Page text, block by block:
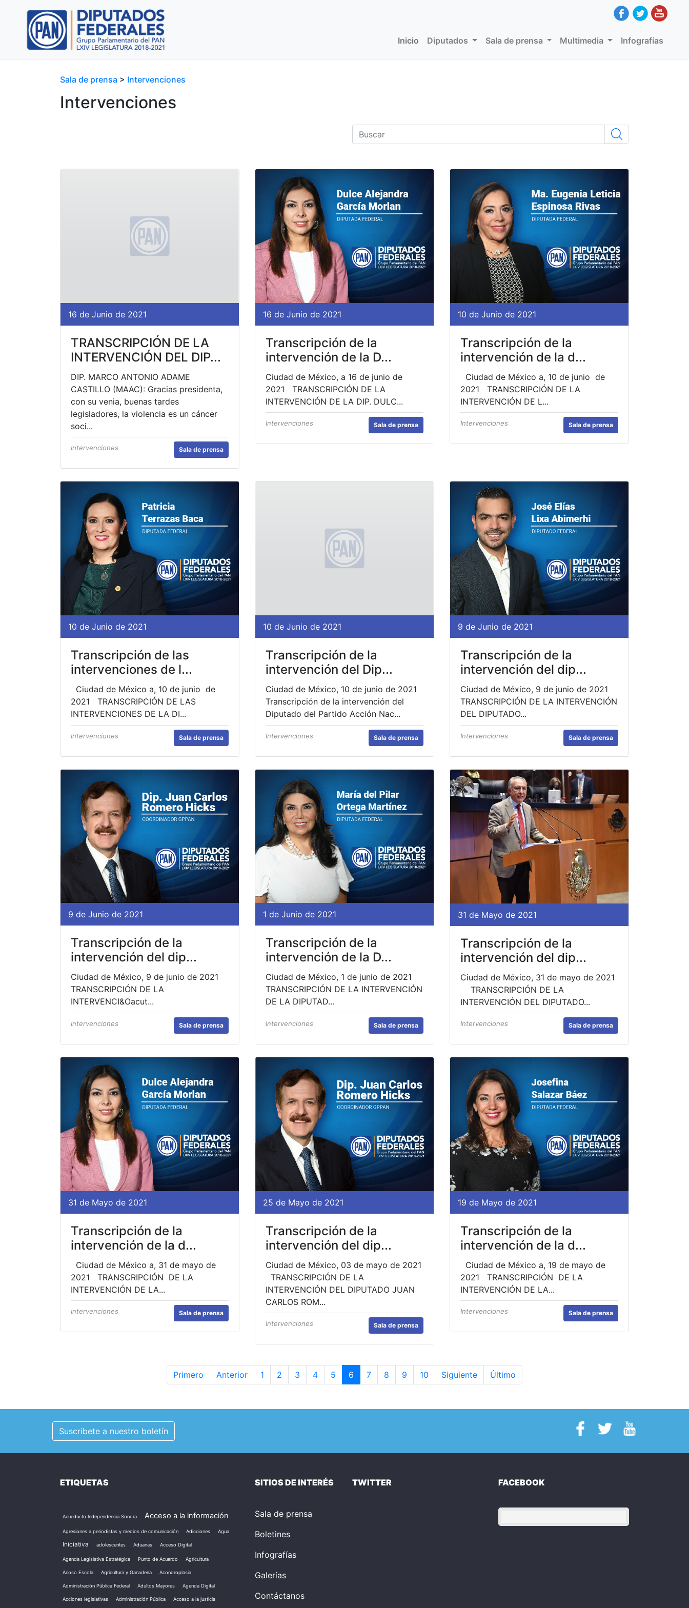
Inicio (current)
Diputados Sala de prensa Multimedia Infografías
Sala de prensa > Intervenciones
Intervenciones
16 de Junio de 2021
TRANSCRIPCIÓN DE LA
INTERVENCIÓN DEL DIP...
DIP. MARCO ANTONIO ADAME
CASTILLO (MAAC): Gracias presidenta,
con su venia, buenas tardes
legisladores, la violencia es un cáncer
soci...
Intervenciones Sala de prensa
16 de Junio de 2021
Transcripción de la
intervención de la D...
Ciudad de México, a 16 de junio de
2021 TRANSCRIPCIÓN DE LA
INTERVENCIÓN DE LA DIP. DULC...
Intervenciones Sala de prensa
10 de Junio de 2021
Transcripción de la
intervención de la d...
Ciudad de México a, 10 de junio de
2021 TRANSCRIPCIÓN DE LA
INTERVENCIÓN DE L...
Intervenciones Sala de prensa
10 de Junio de 2021
Transcripción de las
intervenciones de l...
Ciudad de México a, 10 de junio de
2021 TRANSCRIPCIÓN DE LAS
INTERVENCIONES DE LA DI...
Intervenciones Sala de prensa
10 de Junio de 2021
Transcripción de la
intervención del Dip...
Ciudad de México, 10 de junio de 2021
Transcripción de la intervención del
Diputado del Partido Acción Nac...
Intervenciones Sala de prensa
9 de Junio de 2021
Transcripción de la
intervención del dip...
Ciudad de México, 9 de junio de 2021
TRANSCRIPCIÓN DE LA INTERVENCIÓN
DEL DIPUTADO...
Intervenciones Sala de prensa
9 de Junio de 2021
Transcripción de la
intervención del dip...
Ciudad de México, 9 de junio de 2021
TRANSCRIPCIÓN DE LA
INTERVENCI&Oacut...
Intervenciones Sala de prensa
1 de Junio de 2021
Transcripción de la
intervención de la D...
Ciudad de México, 1 de junio de 2021
TRANSCRIPCIÓN DE LA INTERVENCIÓN
DE LA DIPUTAD...
Intervenciones Sala de prensa
31 de Mayo de 2021
Transcripción de la
intervención del dip...
Ciudad de México, 31 de mayo de 2021
TRANSCRIPCIÓN DE LA
INTERVENCIÓN DEL DIPUTADO...
Intervenciones Sala de prensa
31 de Mayo de 2021
Transcripción de la
intervención de la d...
Ciudad de México a, 31 de mayo de
2021 TRANSCRIPCIÓN DE LA
INTERVENCIÓN DE LA...
Intervenciones Sala de prensa
25 de Mayo de 2021
Transcripción de la
intervención del dip...
Ciudad de México, 03 de mayo de 2021
TRANSCRIPCIÓN DE LA
INTERVENCIÓN DEL DIPUTADO JUAN
CARLOS ROM...
Intervenciones Sala de prensa
19 de Mayo de 2021
Transcripción de la
intervención de la d...
Ciudad de México a, 19 de mayo de
2021 TRANSCRIPCIÓN DE LA
INTERVENCIÓN DE LA...
Intervenciones Sala de prensa
Primero Anterior 1 2 3 4 5 6 7 8 9 10 Siguiente Último
Suscríbete a nuestro boletín
ETIQUETAS
Acueducto Independencia Sonora Acceso a la información
Agresiones a periodistas y medios de comunicación Adicciones Agua
Iniciativa adolescentes Aduanas Acceso Digital
Agenda Legislativa Estratégica Punto de Acuerdo Agricultura
Acoso Escola Agricultura y Ganadería Acondroplasia
Administración Pública Federal Adultos Mayores Agenda Digital
Acciones legislativas Administración Pública Acceso a la justicia
SITIOS DE INTERÉS
Sala de prensa
Boletines
Infografías
Galerías
Contáctanos
TWITTER FACEBOOK